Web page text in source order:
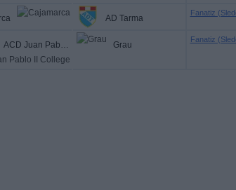
AD Tarma
Fanatiz
ACD Juan Pablo II College Grau
Fanatiz